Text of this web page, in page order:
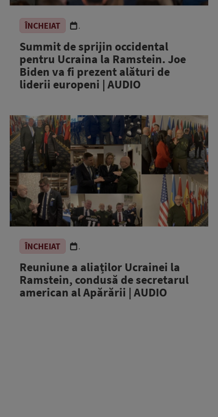
ÎNCHEIAT .
Summit de sprijin occidental
pentru Ucraina la Ramstein. Joe
Biden va fi prezent alături de
liderii europeni | AUDIO
ÎNCHEIAT .
Reuniune a aliaților Ucrainei la
Ramstein, condusă de secretarul
american al Apărării | AUDIO